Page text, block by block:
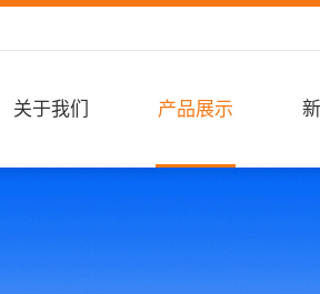
关于我们 产品展示